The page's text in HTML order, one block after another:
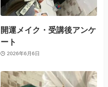
開運メイク・受講後アンケ
ート
2026年6月6日